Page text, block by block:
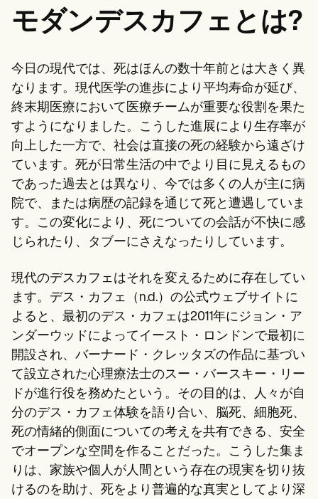
アプリガイド
[テンプレート]
ICD コード
スーパービルテンプレート
SOAP ノートテンプレート
治療計画テンプレート
Informed Consent Form
Social Work Treatment Plans
DAR Note Template
Patient Visit Summary Template
Help Center
Demos
Training Hub
Webinars
Switch to Carepatron
Become a Partner
Pricing
Login
Get started
モダンデスカフェとは?
今日の現代では、死はほんの数十年前とは大きく異
なります。現代医学の進歩により平均寿命が延び、
終末期医療において医療チームが重要な役割を果た
すようになりました。こうした進展により生存率が
向上した一方で、社会は直接の死の経験から遠ざけ
ています。死が日常生活の中でより目に見えるもの
であった過去とは異なり、今では多くの人が主に病
院で、または病歴の記録を通じて死と遭遇していま
す。この変化により、死についての会話が不快に感
じられたり、タブーにさえなったりしています。
現代のデスカフェはそれを変えるために存在してい
ます。デス・カフェ（n.d.）の公式ウェブサイトに
よると、最初のデス・カフェは2011年にジョン・ア
ンダーウッドによってイースト・ロンドンで最初に
開設され、バーナード・クレッタズの作品に基づい
て設立された心理療法士のスー・バースキー・リー
ドが進行役を務めたという。その目的は、人々が自
分のデス・カフェ体験を語り合い、脳死、細胞死、
死の情緒的側面についての考えを共有できる、安全
でオープンな空間を作ることだった。こうした集ま
りは、家族や個人が人間という存在の現実を切り抜
けるのを助け、死をより普遍的な真実としてより深